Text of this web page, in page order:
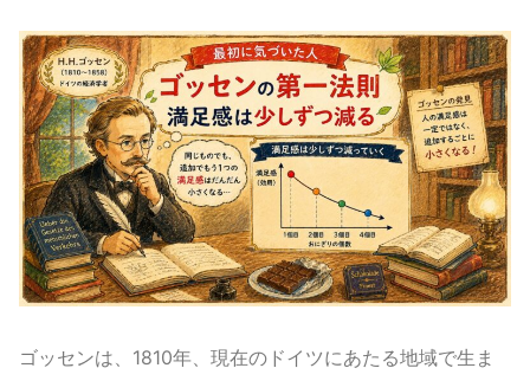
ゴッセンは、1810年、現在のドイツにあたる地域で生ま